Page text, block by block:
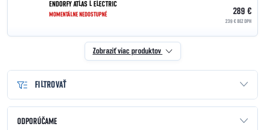
ENDORFY ATLAS L ELECTRIC
MOMENTÁLNE NEDOSTUPNÉ 289 €
239 € BEZ DPH
Zobraziť viac produktov
FILTROVAŤ
Radenie produktov
ODPORÚČAME